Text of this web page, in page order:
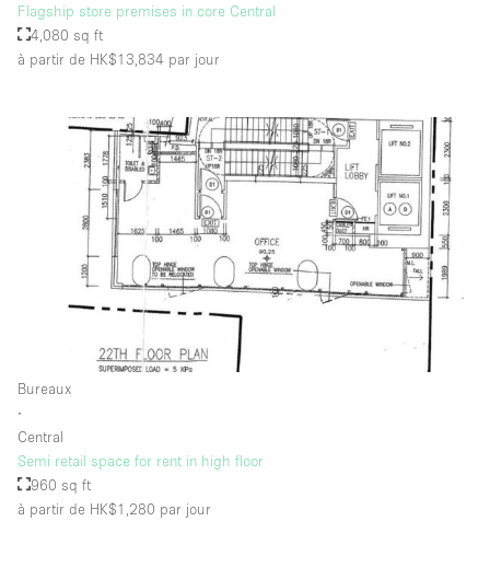
Flagship store premises in core Central
4,080 sq ft
à partir de HK$13,834 par jour
Bureaux
∙
Central
Semi retail space for rent in high floor
960 sq ft
à partir de HK$1,280 par jour